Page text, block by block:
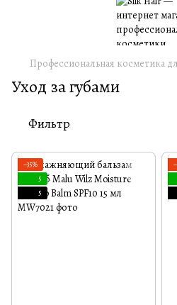
Профессиональная косметика
Уход за губами
Фильтр
−35%
5
5